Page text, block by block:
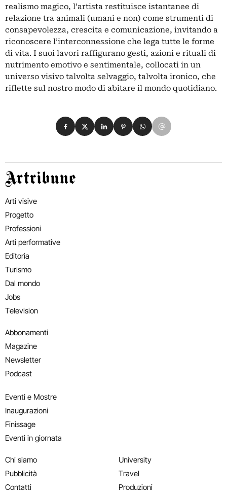
realismo magico, l’artista restituisce istantanee di
relazione tra animali (umani e non) come strumenti di
consapevolezza, crescita e comunicazione, invitando a
riconoscere l’interconnessione che lega tutte le forme
di vita. I suoi lavori raffigurano gesti, azioni e rituali di
nutrimento emotivo e sentimentale, collocati in un
universo visivo talvolta selvaggio, talvolta ironico, che
riflette sul nostro modo di abitare il mondo quotidiano.
Condividi su Facebook
Condividi su X
Condividi su LinkedIn
Condividi su Pinterest
Condividi su WhatsApp
Condividi su Email
Artribune
Arti visive
Progetto
Professioni
Arti performative
Editoria
Turismo
Dal mondo
Jobs
Television
Abbonamenti
Magazine
Newsletter
Podcast
Eventi e Mostre
Inaugurazioni
Finissage
Eventi in giornata
Chi siamo
Pubblicità
Contatti
University
Travel
Produzioni